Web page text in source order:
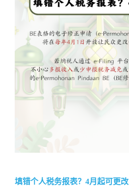
填错个人税务报表？4月起可更改